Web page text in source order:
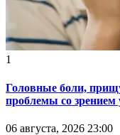
1
Головные боли,
проблемы со зрением
06 августа, 2026 23:00